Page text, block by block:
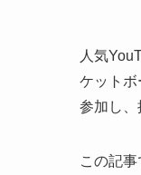
人気
ケットボ
参加し、
この記